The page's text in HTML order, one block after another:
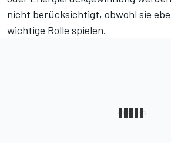
nicht berücksichtigt, obwohl sie
wichtige Rolle spielen.